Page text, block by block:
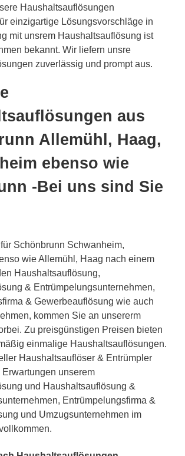
Haushaltsauflösungen
einzigartige Lösungsvorschläge in
mit unsrem Haushaltsauflösung ist
bekannt. Wir liefern unsre
zuverlässig und prompt aus.
aus
Allemühl, Haag,
ebenso wie
-Bei uns sind Sie
Schönbrunn Schwanheim,
wie Allemühl, Haag nach einem
Haushaltsauflösung,
& Entrümpelungsunternehmen,
& Gewerbeauflösung wie auch
kommen Sie an unsererm
Zu preisgünstigen Preisen bieten
einmalige Haushaltsauflösungen.
Haushaltsauflöser & Entrümpler
unserem
und Haushaltsauflösung &
Entrümpelungsfirma &
und Umzugsunternehmen im